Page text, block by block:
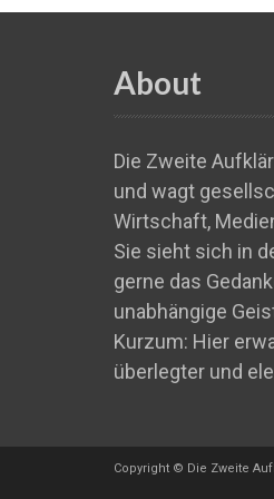
About
Die Zweite
und wagt
Wirtschaft,
Sie sieht sich in
gerne das
unabhängige
Kurzum: Hier
überlegter und
Copyright © Die Zweite